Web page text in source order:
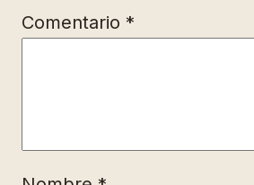
Comentario *